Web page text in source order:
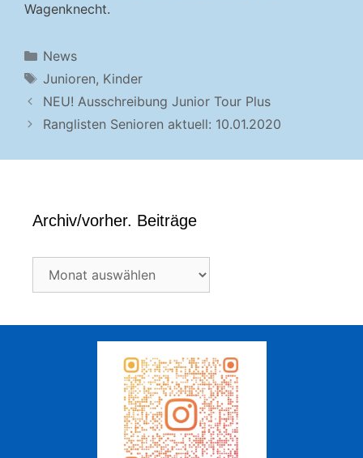
Wagenknecht.
Kategorien
News
Schlagwörter
Junioren, Kinder
NEU! Ausschreibung Junior Tour Plus
Ranglisten Senioren aktuell: 10.01.2020
Archiv/vorher. Beiträge
Archiv/vorher.